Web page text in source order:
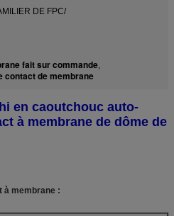
DE FPC/
fait sur commande,
contact de membrane
en caoutchouc auto-
à membrane de dôme de
à membrane :